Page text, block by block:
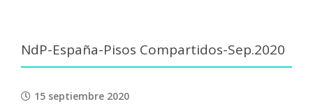
NdP-España-Pisos Compartidos-Sep.2020
15 septiembre 2020